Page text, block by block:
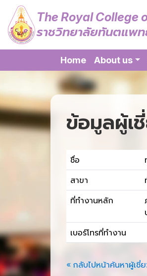
The Royal College
ราชวิทยาลัยทันตแพท
Home About us
ข้อมูลผู้เ
ชื่อ
สาขา
ที่ทำงานหลัก
เบอร์โทรที่ทำงาน
« กลับไปหน้าค้นหาผู้เชี่